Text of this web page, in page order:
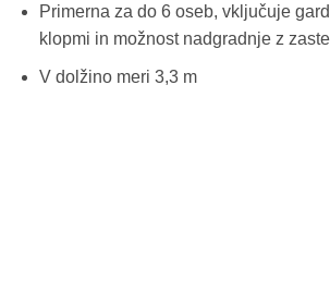
Primerna za do 6 oseb, vključuje
klopmi in možnost nadgradnje z
V dolžino meri 3,3 m